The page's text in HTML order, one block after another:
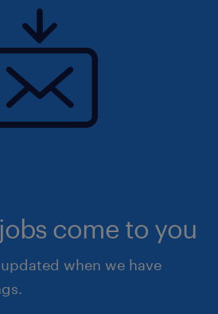
come to you
when we have